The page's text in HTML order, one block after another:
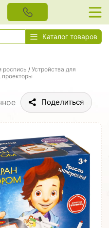
Каталог товаров
роспись / Устройства для
Поделиться